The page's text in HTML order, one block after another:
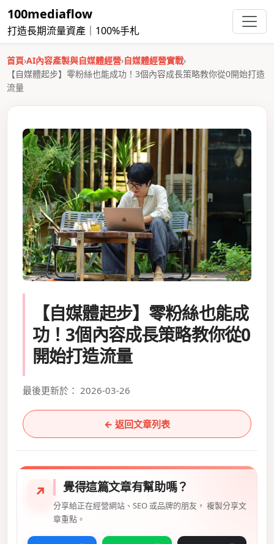
100mediaflow
打造長期流量資產｜100%手札
首頁›AI內容產製與自媒體經營›自媒體經營實戰›
【自媒體起步】零粉絲也能成功！3個內容成長策略教你從0開始打造
流量
【自媒體起步】零粉絲也能成
功！3個內容成長策略教你從0
開始打造流量
最後更新於： 2026-03-26
← 返回文章列表
↗ 覺得這篇文章有幫助嗎？
分享給正在經營網站、SEO 或品牌的朋友， 複製分享文
章重點。